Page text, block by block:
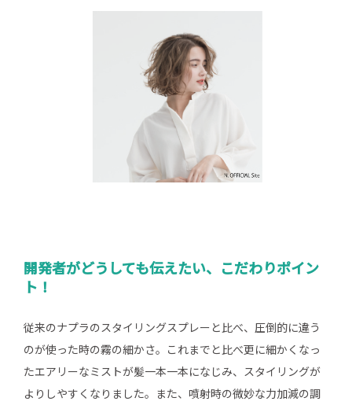
開発者がどうしても伝えたい、こだわりポイン
ト！
従来のナプラのスタイリングスプレーと比べ、圧倒的に違う
のが使った時の霧の細かさ。これまでと比べ更に細かくなっ
たエアリーなミストが髪一本一本になじみ、スタイリングが
よりしやすくなりました。また、噴射時の微妙な力加減の調